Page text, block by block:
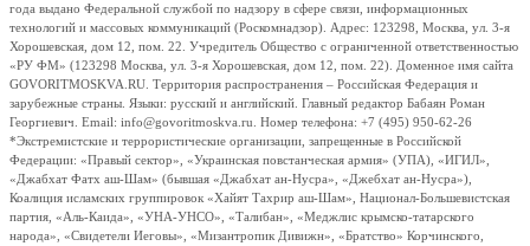
года выдано Федеральной службой по надзору в сфере связи, информационных
технологий и массовых коммуникаций (Роскомнадзор). Адрес: 123298, Москва, ул. 3-я
Хорошевская, дом 12, пом. 22. Учредитель Общество с ограниченной ответственностью
«РУ ФМ» (123298 Москва, ул. 3-я Хорошевская, дом 12, пом. 22). Доменное имя сайта
GOVORITMOSKVA.RU. Территория распространения – Российская Федерация и
зарубежные страны. Языки: русский и английский. Главный редактор Бабаян Роман
Георгиевич. Email: info@govoritmoskva.ru. Номер телефона: +7 (495) 950-62-26
*Экстремистские и террористические организации, запрещенные в Российской
Федерации: «Правый сектор», «Украинская повстанческая армия» (УПА), «ИГИЛ»,
«Джабхат Фатх аш-Шам» (бывшая «Джабхат ан-Нусра», «Джебхат ан-Нусра»),
Коалиция исламских группировок «Хайят Тахрир аш-Шам», Национал-Большевистская
партия, «Аль-Каида», «УНА-УНСО», «Талибан», «Меджлис крымско-татарского
народа», «Свидетели Иеговы», «Мизантропик Дивижн», «Братство» Корчинского,